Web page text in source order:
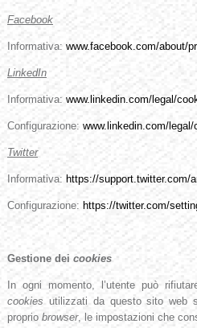
Facebook
Informativa: www.facebook.com/about/
LinkedIn
Informativa: www.linkedin.com/legal/
Configurazione: www.linkedin.com/
Twitter
Informativa: https://support.twitter.com/
Configurazione: https://twitter.com/
Gestione dei cookies
In ogni momento, l’utente può
cookies utilizzati da questo sito web
proprio browser, le impostazioni che